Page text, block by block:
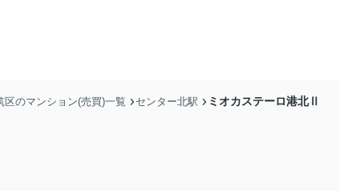
区のマンション(売買)一覧 センター北駅 ミオカステーロ港北Ⅱ